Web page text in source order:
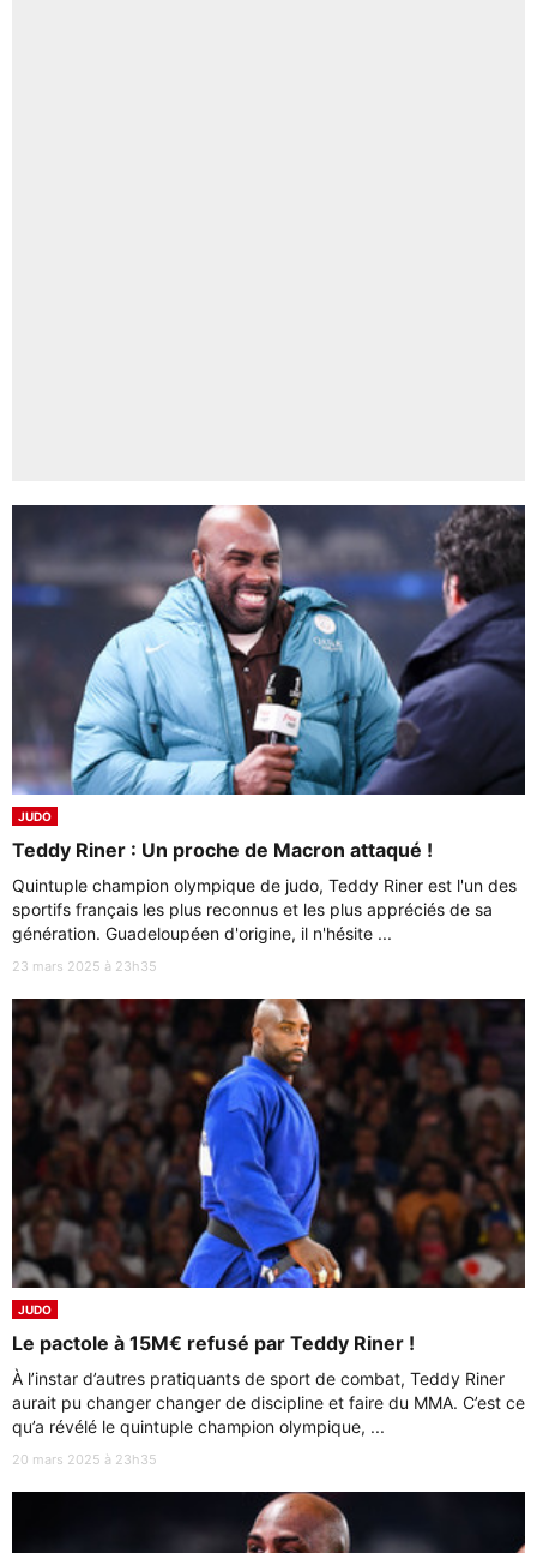
JUDO
Teddy Riner : Un proche de Macron attaqué !
Quintuple champion olympique de judo, Teddy Riner est l'un des
sportifs français les plus reconnus et les plus appréciés de sa
génération. Guadeloupéen d'origine, il n'hésite ...
23 mars 2025 à 23h35
JUDO
Le pactole à 15M€ refusé par Teddy Riner !
À l’instar d’autres pratiquants de sport de combat, Teddy Riner
aurait pu changer changer de discipline et faire du MMA. C’est ce
qu’a révélé le quintuple champion olympique, ...
20 mars 2025 à 23h35